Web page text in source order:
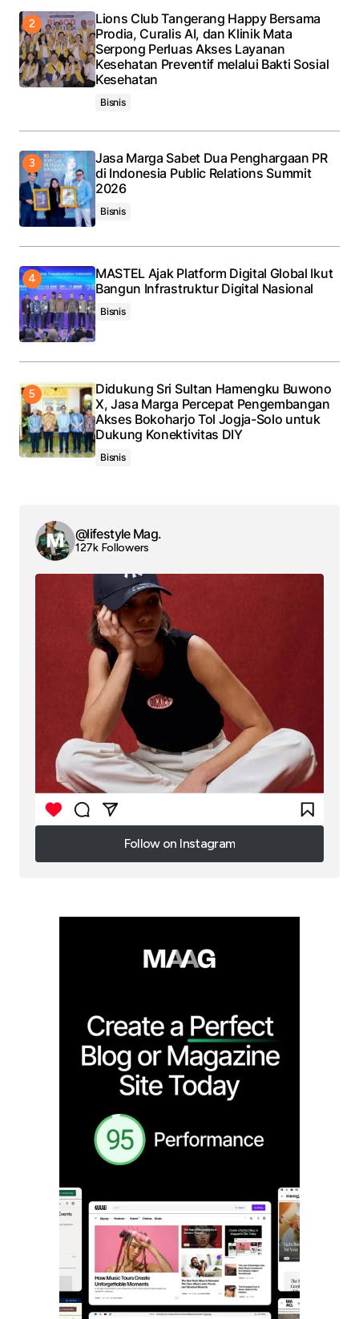
Lions Club Tangerang Happy Bersama
Prodia, Curalis AI, dan Klinik Mata
Serpong Perluas Akses Layanan
Kesehatan Preventif melalui Bakti Sosial
Kesehatan
Bisnis
Jasa Marga Sabet Dua Penghargaan PR
di Indonesia Public Relations Summit
2026
Bisnis
MASTEL Ajak Platform Digital Global Ikut
Bangun Infrastruktur Digital Nasional
Bisnis
Didukung Sri Sultan Hamengku Buwono
X, Jasa Marga Percepat Pengembangan
Akses Bokoharjo Tol Jogja-Solo untuk
Dukung Konektivitas DIY
Bisnis
@lifestyle Mag.
127k Followers
Follow on Instagram
Follow on Instagram